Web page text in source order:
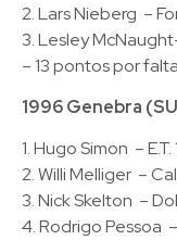
2. Lars Nieberg –
3. Lesley
– 13 pontos por falta
1996 Genebra
1. Hugo Simon –
2. Willi Melliger –
3. Nick Skelton –
4. Rodrigo Pessoa